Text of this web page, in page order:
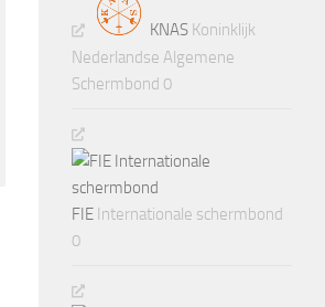
KNAS Koninklijk
Nederlandse Algemene
Schermbond 0
FIE Internationale schermbond
0